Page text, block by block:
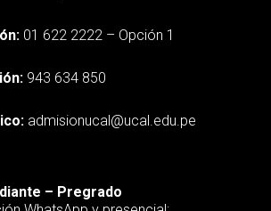
01 622 2222 – Opción 1
943 634 850
admisionucal@ucal.edu.pe
– Pregrado